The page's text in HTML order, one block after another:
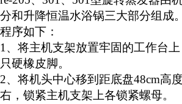
分和升降恒温水浴锅三大部分组成
程序如下：
1 、将主机支架放置牢固的工作台
只硬橡皮脚。
2、将机头中心移到距底盘48cm高
右，锁紧主机支架上各锁紧螺母。